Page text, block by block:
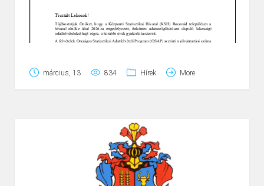
március, 13 834 Hírek More